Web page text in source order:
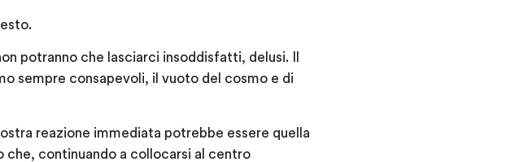
potranno che lasciarci insoddisfatti, delusi. Il
sempre consapevoli, il vuoto del cosmo e di
reazione immediata potrebbe essere quella
che, continuando a collocarsi al centro